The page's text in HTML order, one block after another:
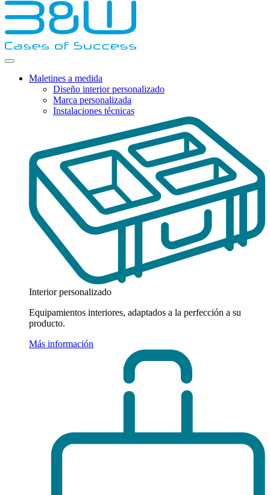
Maletines a medida
Diseño interior personalizado
Marca personalizada
Instalaciones técnicas
Interior personalizado
Equipamientos interiores, adaptados a la perfección a su
producto.
Más información